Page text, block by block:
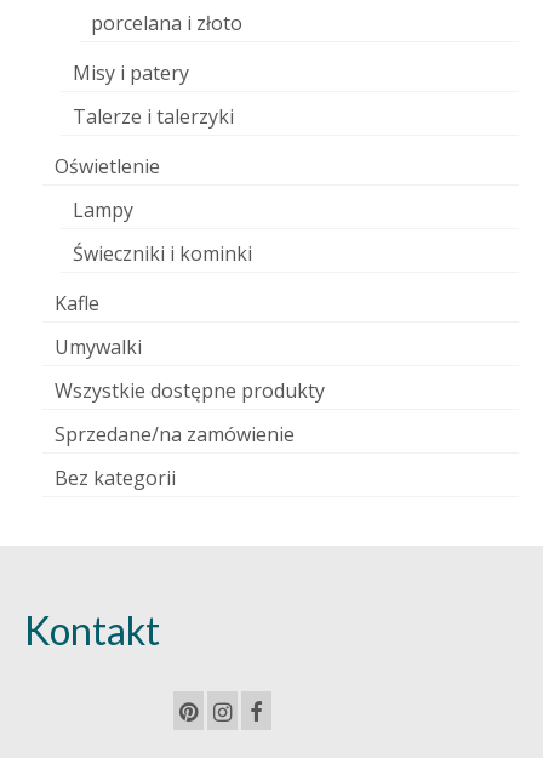
porcelana i złoto
Misy i patery
Talerze i talerzyki
Oświetlenie
Lampy
Świeczniki i kominki
Kafle
Umywalki
Wszystkie dostępne produkty
Sprzedane/na zamówienie
Bez kategorii
Kontakt